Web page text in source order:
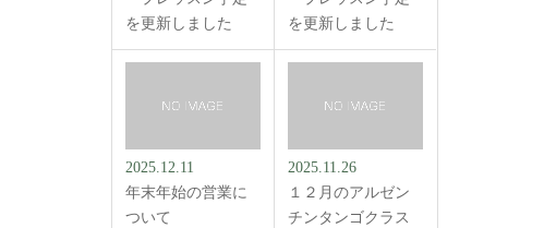
を更新しました
を更新しました
2025.12.11
年末年始の営業に
ついて
2025.11.26
１２月のアルゼン
チンタンゴクラス